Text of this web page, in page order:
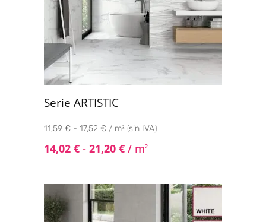
Serie ARTISTIC
11,59 € - 17,52 € / m² (sin IVA)
14,02 € - 21,20 € / m2